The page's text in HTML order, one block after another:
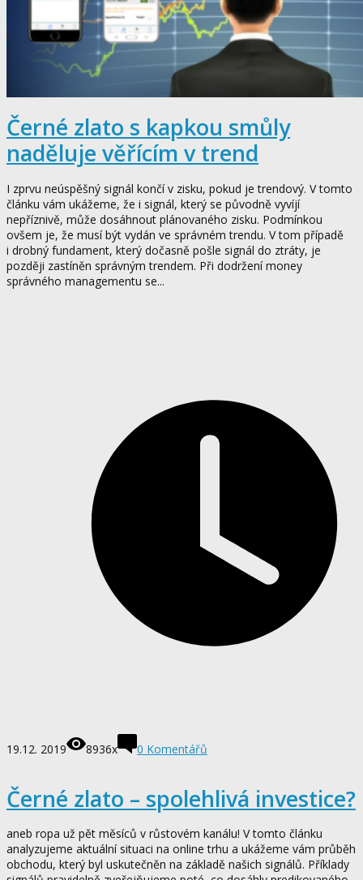
Černé zlato s kapkou smůly
naděluje věřícím v trend
I zprvu neúspěšný signál končí v zisku, pokud je trendový. V tomto
článku vám ukážeme, že i signál, který se původně vyvíjí
nepříznivě, může dosáhnout plánovaného zisku. Podmínkou
ovšem je, že musí být vydán ve správném trendu. V tom případě
i drobný fundament, který dočasně pošle signál do ztráty, je
později zastíněn správným trendem. Při dodržení money
správného managementu se...
19.12. 2019 8936x 0 Komentářů
Černé zlato – spolehlivá investice?
aneb ropa už pět měsíců v růstovém kanálu! V tomto článku
analyzujeme aktuální situaci na online trhu a ukážeme vám průběh
obchodu, který byl uskutečněn na základě našich signálů. Příklady